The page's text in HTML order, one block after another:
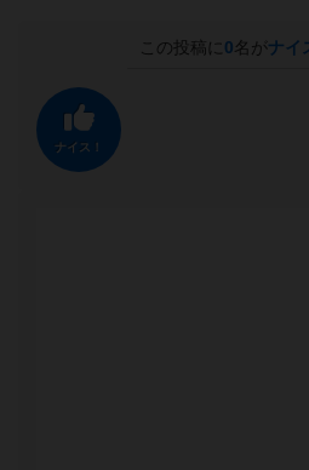
この投稿に 0名がナイ
ナイス！